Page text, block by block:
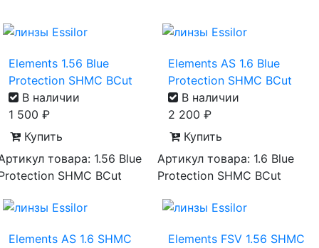
Elements 1.56 Blue
Protection SHMC BCut
В наличии
1 500 ₽
Купить
товара: 1.56 Blue
SHMC BCut
Elements AS 1.6 Blue
Protection SHMC BCut
В наличии
2 200 ₽
Купить
Артикул товара: 1.6 Blue
Protection SHMC BCut
Elements AS 1.6 SHMC
Elements FSV 1.56 SHMC